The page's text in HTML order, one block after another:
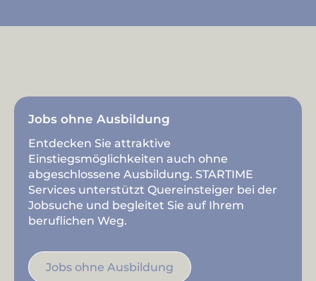
Jobs ohne Ausbildung
Entdecken Sie attraktive
Einstiegsmöglichkeiten auch ohne
abgeschlossene Ausbildung. STARTIME
Services unterstützt Quereinsteiger bei der
Jobsuche und begleitet Sie auf Ihrem
beruflichen Weg.
Jobs ohne Ausbildung